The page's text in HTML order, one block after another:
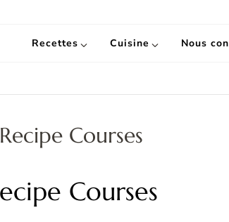
Recettes Cuisine Nous
Recipe Courses
Courses